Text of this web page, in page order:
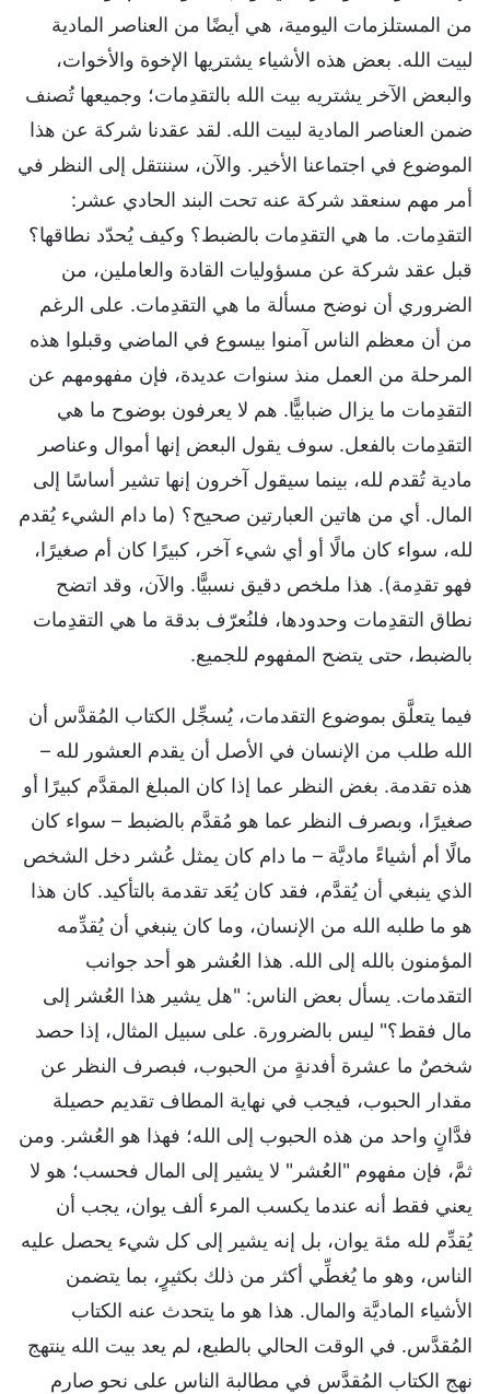
من المستلزمات اليومية، هي أيضًا من العناصر المادية
لبيت الله. بعض هذه الأشياء يشتريها الإخوة والأخوات،
والبعض الآخر يشتريه بيت الله بالتقدِمات؛ وجميعها تُصنف
ضمن العناصر المادية لبيت الله. لقد عقدنا شركة عن هذا
الموضوع في اجتماعنا الأخير. والآن، سننتقل إلى النظر في
أمر مهم سنعقد شركة عنه تحت البند الحادي عشر:
التقدِمات. ما هي التقدِمات بالضبط؟ وكيف يُحدّد نطاقها؟
قبل عقد شركة عن مسؤوليات القادة والعاملين، من
الضروري أن نوضح مسألة ما هي التقدِمات. على الرغم
من أن معظم الناس آمنوا بيسوع في الماضي وقبلوا هذه
المرحلة من العمل منذ سنوات عديدة، فإن مفهومهم عن
التقدِمات ما يزال ضبابيًّا. هم لا يعرفون بوضوح ما هي
التقدِمات بالفعل. سوف يقول البعض إنها أموال وعناصر
مادية تُقدم لله، بينما سيقول آخرون إنها تشير أساسًا إلى
المال. أي من هاتين العبارتين صحيح؟ (ما دام الشيء يُقدم
لله، سواء كان مالًا أو أي شيء آخر، كبيرًا كان أم صغيرًا،
فهو تقدِمة). هذا ملخص دقيق نسبيًّا. والآن، وقد اتضح
نطاق التقدِمات وحدودها، فلنُعرّف بدقة ما هي التقدِمات
بالضبط، حتى يتضح المفهوم للجميع.
فيما يتعلَّق بموضوع التقدمات، يُسجِّل الكتاب المُقدَّس أن
الله طلب من الإنسان في الأصل أن يقدم العشور لله –
هذه تقدمة. بغض النظر عما إذا كان المبلغ المقدَّم كبيرًا أو
صغيرًا، وبصرف النظر عما هو مُقدَّم بالضبط – سواء كان
مالًا أم أشياءً ماديَّة – ما دام كان يمثل عُشر دخل الشخص
الذي ينبغي أن يُقدَّم، فقد كان يُعَد تقدمة بالتأكيد. كان هذا
هو ما طلبه الله من الإنسان، وما كان ينبغي أن يُقدِّمه
المؤمنون بالله إلى الله. هذا العُشر هو أحد جوانب
التقدمات. يسأل بعض الناس: "هل يشير هذا العُشر إلى
مال فقط؟" ليس بالضرورة. على سبيل المثال، إذا حصد
شخصٌ ما عشرة أفدنةٍ من الحبوب، فبصرف النظر عن
مقدار الحبوب، فيجب في نهاية المطاف تقديم حصيلة
فدَّانٍ واحد من هذه الحبوب إلى الله؛ فهذا هو العُشر. ومن
ثمَّ، فإن مفهوم "العُشر" لا يشير إلى المال فحسب؛ هو لا
يعني فقط أنه عندما يكسب المرء ألف يوان، يجب أن
يُقدِّم لله مئة يوان، بل إنه يشير إلى كل شيء يحصل عليه
الناس، وهو ما يُغطِّي أكثر من ذلك بكثيرٍ، بما يتضمن
الأشياء الماديَّة والمال. هذا هو ما يتحدث عنه الكتاب
المُقدَّس. في الوقت الحالي بالطبع، لم يعد بيت الله ينتهج
نهج الكتاب المُقدَّس في مطالبة الناس على نحو صارم